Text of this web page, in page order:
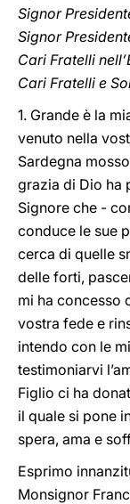
Signor
Signor
Cari Fratelli
Cari Fratelli e
1. Grande è la
venuto nella
Sardegna
grazia di Dio ha
Signore che -
conduce le sue
cerca di quelle
delle forti,
mi ha concesso
vostra fede e
intendo con le
testimoniarvi
Figlio ci ha
il quale si pone
spera, ama e
Esprimo
Monsignor